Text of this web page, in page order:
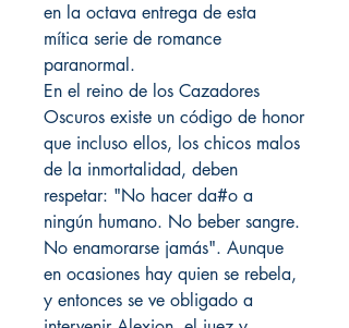
en la octava entrega de esta
mítica serie de romance
paranormal.
En el reino de los Cazadores
Oscuros existe un código de honor
que incluso ellos, los chicos malos
de la inmortalidad, deben
respetar: "No hacer da#o a
ningún humano. No beber sangre.
No enamorarse jamás". Aunque
en ocasiones hay quien se rebela,
y entonces se ve obligado a